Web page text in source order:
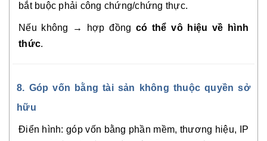
bắt buộc phải công chứng/chứng thực.
Nếu không → hợp đồng có thể vô hiệu về hình
thức.
8. Góp vốn bằng tài sản không thuộc quyền sở
hữu
Điển hình: góp vốn bằng phần mềm, thương hiệu, IP